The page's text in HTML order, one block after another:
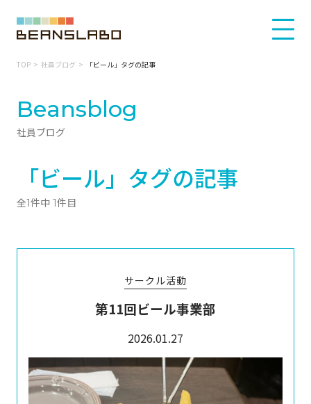
TOP 社員ブログ 「ビール」タグの記事
Beansblog
社員ブログ
「ビール」タグの記事
全1件中 1件目
サークル活動
第11回ビール事業部
2026.01.27